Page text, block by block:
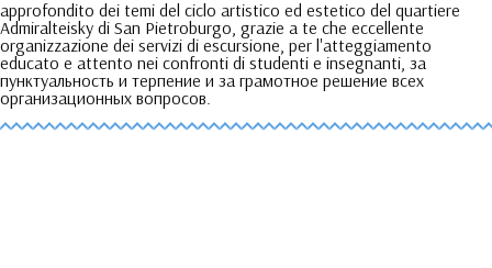
approfondito dei temi del ciclo artistico ed estetico del quartiere
Admiralteisky di San Pietroburgo, grazie a te che eccellente
organizzazione dei servizi di escursione, per l'atteggiamento
educato e attento nei confronti di studenti e insegnanti, за
пунктуальность и терпение и за грамотное решение всех
организационных вопросов